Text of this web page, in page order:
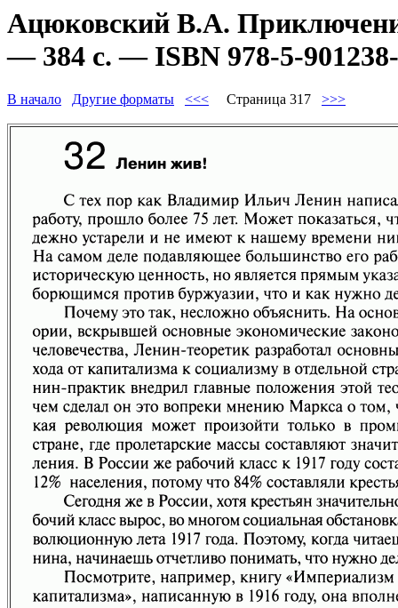
Ацюковский В.А.
— 384 с. — ISBN 978-5-
В начало Другие форматы <<< Страница 317 >>>